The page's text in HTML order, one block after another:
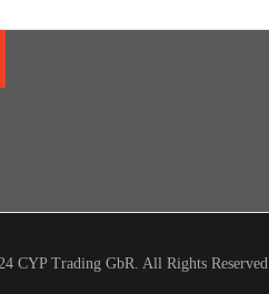
CYP Trading GbR. All Rights Reserved